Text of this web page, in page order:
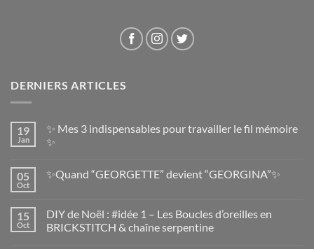
DERNIERS ARTICLES
19
Jan
✨ Mes 3 indispensables pour travailler le fil mémoire
✨
05
Oct
✨Quand “GEORGETTE” devient “GEORGINA”✨
15
Oct
DIY de Noël : #idée 1 – Les Boucles d’oreilles en
BRICKSTITCH & chaîne serpentine